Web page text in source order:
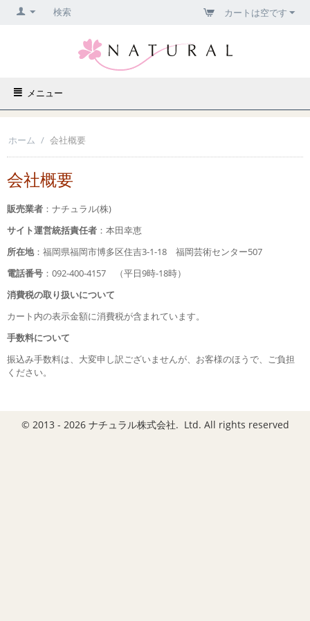
検索 カートは空です
メニュー
ホーム / 会社概要
会社概要
販売業者 ：ナチュラル(株)
サイト運営統括責任者 ：本田幸恵
所在地：福岡県福岡市博多区住吉3-1-18 福岡芸術センター507
電話番号 ：092-400-4157 （平日9時-18時）
消費税の取り扱いについて
カート内の表示金額に消費税が含まれています。
手数料について
振込み手数料は、大変申し訳ございませんが、お客様のほうで、ご負担
ください。
© 2013 - 2026 ナチュラル株式会社. Ltd. All rights reserved